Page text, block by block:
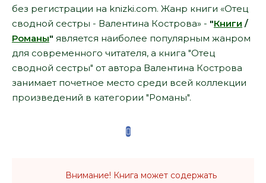
без регистрации на knizki.com. Жанр книги «Отец
сводной сестры - Валентина Кострова» - "Книги /
Романы" является наиболее популярным жанром
для современного читателя, а книга "Отец
сводной сестры" от автора Валентина Кострова
занимает почетное место среди всей коллекции
произведений в категории "Романы".
Внимание! Книга может содержать